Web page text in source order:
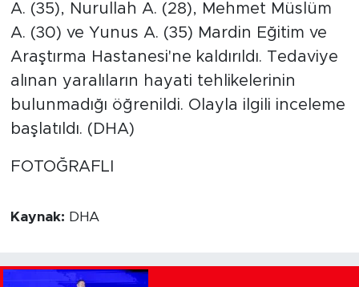
A. (35), Nurullah A. (28), Mehmet Müslüm
A. (30) ve Yunus A. (35) Mardin Eğitim ve
Araştırma Hastanesi'ne kaldırıldı. Tedaviye
alınan yaralıların hayati tehlikelerinin
bulunmadığı öğrenildi. Olayla ilgili inceleme
başlatıldı. (DHA)
FOTOĞRAFLI
Kaynak: DHA